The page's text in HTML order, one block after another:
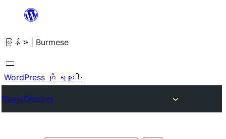
အကြောင်းအရာ
ကျော်သွား
ရန်
မြန်မာ | Burmese
WordPress ကို ရယူပါ
Plugin Directory